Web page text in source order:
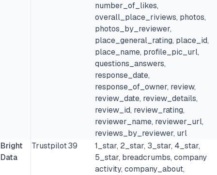
number_of_likes,
overall_place_riviews, photos,
photos_by_reviewer,
place_general_rating, place_id,
place_name, profile_pic_url,
questions_answers,
response_date,
response_of_owner, review,
review_date, review_details,
review_id, review_rating,
reviewer_name, reviewer_url,
reviews_by_reviewer, url
Bright
Data
Trustpilot39
1_star, 2_star, 3_star, 4_star,
5_star, breadcrumbs, company
activity, company_about,